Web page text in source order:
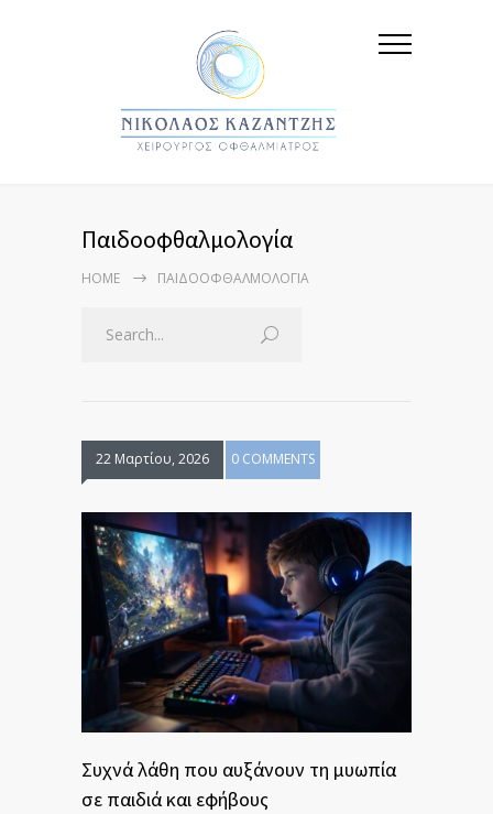
Παιδοοφθαλμολογία
HOME ΠΑΙΔΟΟΦΘΑΛΜΟΛΟΓΊΑ
22 Μαρτίου, 2026 0 COMMENTS
Συχνά λάθη που αυξάνουν τη μυωπία
σε παιδιά και εφήβους